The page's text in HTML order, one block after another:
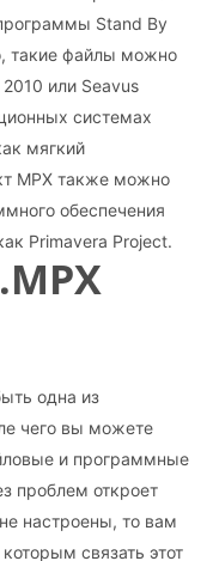
Stand By
такие файлы можно
или Seavus
системах
мягкий
MPX также можно
обеспечения
Primavera Project.
одна из
чего вы можете
и программные
проблем откроет
настроены, то вам
связать этот